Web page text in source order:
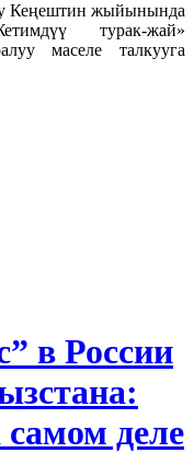
Кеңештин жыйынында
турак-жай»
маселе талкууга
в России
самом деле